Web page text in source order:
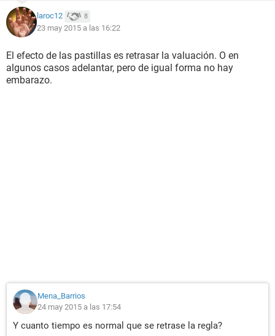
laroc12 8
23 may 2015 a las 16:22
El efecto de las pastillas es retrasar la valuación. O en
algunos casos adelantar, pero de igual forma no hay
embarazo.
Mena_Barrios
24 may 2015 a las 17:54
Y cuanto tiempo es normal que se retrase la regla?